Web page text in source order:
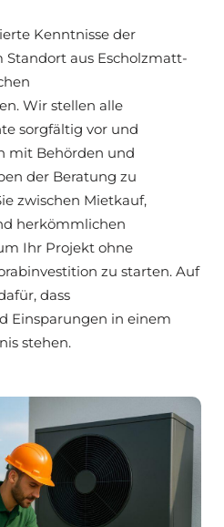
Kenntnisse der
aus Escholzmatt-
Wir stellen alle
sorgfältig vor und
mit Behörden und
der Beratung zu
zwischen Mietkauf,
herkömmlichen
Ihr Projekt ohne
zu starten. Auf
dass
Einsparungen in einem
stehen.